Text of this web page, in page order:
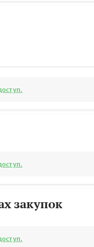
закупок